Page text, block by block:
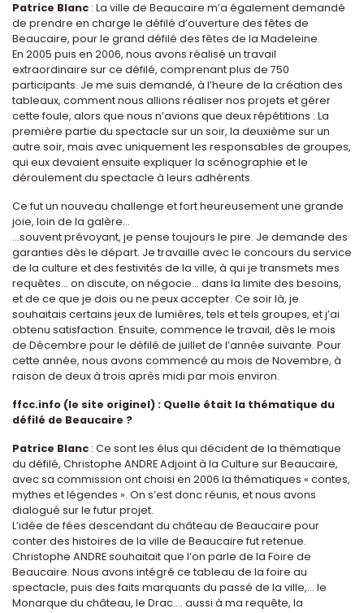
Patrice Blanc : La ville de Beaucaire m’a également demandé
de prendre en charge le défilé d’ouverture des fêtes de
Beaucaire, pour le grand défilé des fêtes de la Madeleine.
En 2005 puis en 2006, nous avons réalisé un travail
extraordinaire sur ce défilé, comprenant plus de 750
participants. Je me suis demandé, à l’heure de la création des
tableaux, comment nous allions réaliser nos projets et gérer
cette foule, alors que nous n’avions que deux répétitions : La
première partie du spectacle sur un soir, la deuxième sur un
autre soir, mais avec uniquement les responsables de groupes,
qui eux devaient ensuite expliquer la scénographie et le
déroulement du spectacle à leurs adhérents.
Ce fut un nouveau challenge et fort heureusement une grande
joie, loin de la galère...
…souvent prévoyant, je pense toujours le pire. Je demande des
garanties dès le départ. Je travaille avec le concours du service
de la culture et des festivités de la ville, à qui je transmets mes
requêtes… on discute, on négocie... dans la limite des besoins,
et de ce que je dois ou ne peux accepter. Ce soir là, je
souhaitais certains jeux de lumières, tels et tels groupes, et j’ai
obtenu satisfaction. Ensuite, commence le travail, dès le mois
de Décembre pour le défilé de juillet de l’année suivante. Pour
cette année, nous avons commencé au mois de Novembre, à
raison de deux à trois après midi par mois environ.
ffcc.info (le site originel) : Quelle était la thématique du
défilé de Beaucaire ?
Patrice Blanc : Ce sont les élus qui décident de la thématique
du défilé, Christophe ANDRE Adjoint à la Culture sur Beaucaire,
avec sa commission ont choisi en 2006 la thématiques « contes,
mythes et légendes ». On s’est donc réunis, et nous avons
dialogué sur le futur projet.
L’idée de fées descendant du château de Beaucaire pour
conter des histoires de la ville de Beaucaire fut retenue.
Christophe ANDRE souhaitait que l’on parle de la Foire de
Beaucaire. Nous avons intégré ce tableau de la foire au
spectacle, puis des faits marquants du passé de la ville,… le
Monarque du château, le Drac…. aussi à ma requête, la